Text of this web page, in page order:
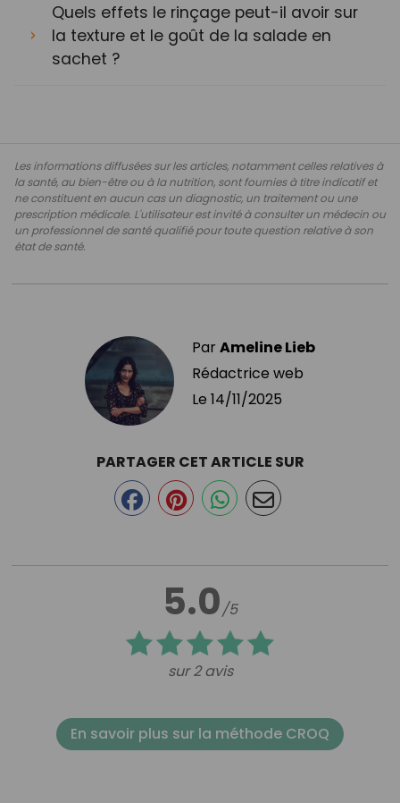
Quels effets le rinçage peut-il avoir sur
la texture et le goût de la salade en
sachet ?
Les informations diffusées sur les articles, notamment celles relatives à
la santé, au bien-être ou à la nutrition, sont fournies à titre indicatif et
ne constituent en aucun cas un diagnostic, un traitement ou une
prescription médicale. L'utilisateur est invité à consulter un médecin ou
un professionnel de santé qualifié pour toute question relative à son
état de santé.
ParAmeline Lieb
Rédactrice web
Le 14/11/2025
5.0/5
sur 2 avis
PARTAGER CET ARTICLE SUR
En savoir plus sur la méthode CROQ